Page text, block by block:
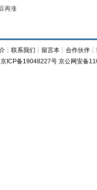
再涨
┊联系我们 ┊ 留言本 ┊合作伙伴 ┊
京ICP备19048227号 京公网安备